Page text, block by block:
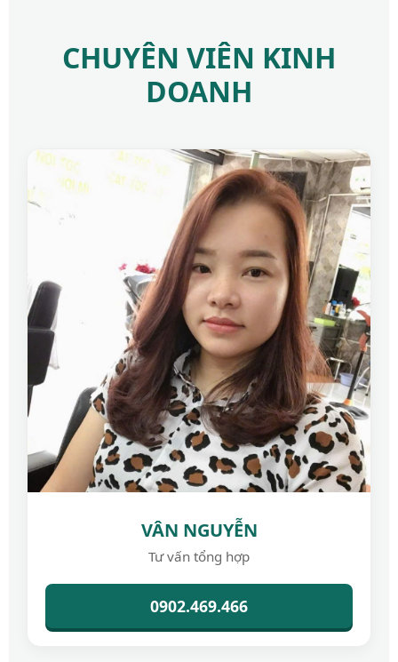
CHUYÊN VIÊN KINH
DOANH
VÂN NGUYỄN
Tư vấn tổng hợp
0902.469.466